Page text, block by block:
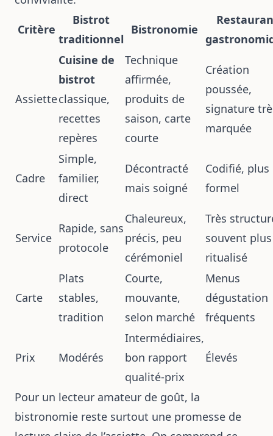
Critère
Bistrot
traditionnel
Bistronomie
Assiette
Cuisine de
bistrot
classique,
recettes
repères
Technique
affirmée,
produits de
saison, carte
courte
Création
poussée,
signature
marquée
Cadre
Simple,
familier,
direct
Décontracté
mais soigné
Codifié, plus
formel
Service
Rapide, sans
protocole
Chaleureux,
précis, peu
cérémoniel
Très
souvent plus
ritualisé
Carte
Plats
stables,
tradition
Courte,
mouvante,
selon marché
Menus
dégustation
fréquents
Prix Modérés
Intermédiaires,
bon rapport
qualité-prix
Élevés
Pour un lecteur amateur de goût, la
bistronomie reste surtout une promesse de